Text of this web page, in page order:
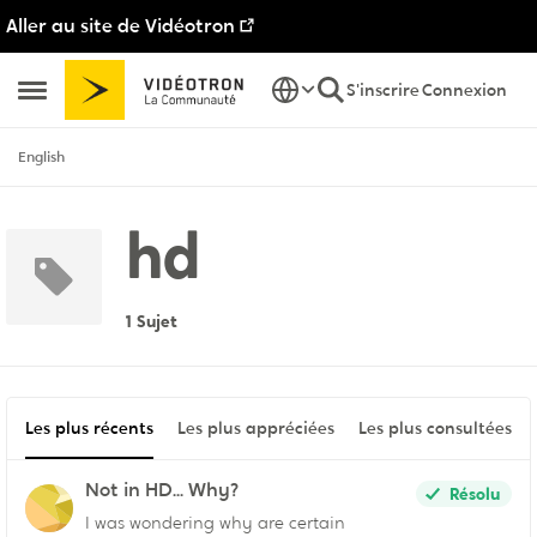
Aller au site de Vidéotron
Ouvrir Menu Latéral
Passer au contenu
S'inscrireConnexion
English
hd
1 Sujet
Les plus récents Les plus appréciées Les plus consultées
Not in HD... Why?
I was wondering why are certain
Résolu